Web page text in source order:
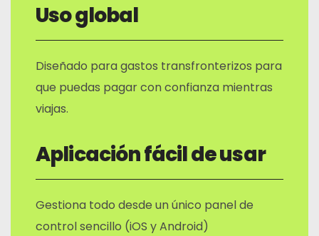
Uso global
Diseñado para gastos transfronterizos para
que puedas pagar con confianza mientras
viajas.
Aplicación fácil de usar
Gestiona todo desde un único panel de
control sencillo (iOS y Android)